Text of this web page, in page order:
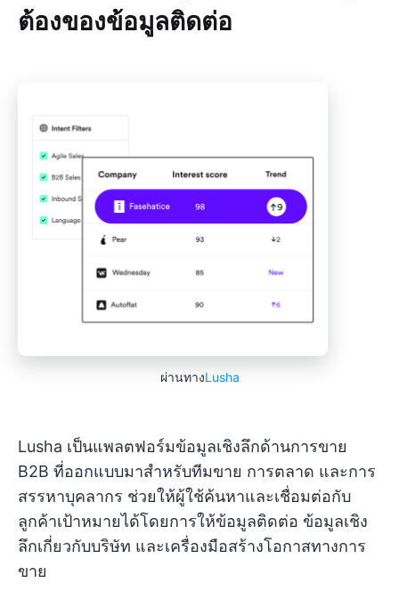
ต้องของข้อมูลติดต่อ
ผ่านทางLusha
Lusha เป็นแพลตฟอร์มข้อมูลเชิงลึกด้านการขาย
B2B ที่ออกแบบมาสำหรับทีมขาย การตลาด และการ
สรรหาบุคลากร ช่วยให้ผู้ใช้ค้นหาและเชื่อมต่อกับ
ลูกค้าเป้าหมายได้โดยการให้ข้อมูลติดต่อ ข้อมูลเชิง
ลึกเกี่ยวกับบริษัท และเครื่องมือสร้างโอกาสทางการ
ขาย